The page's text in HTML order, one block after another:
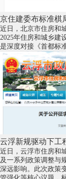
京住建委布标准棋
近日，北京市住房和
2025年住房和城乡建
是深度对接《首都标
云浮新规驱动下工
近日，云浮市住房和
及一系列政策调整与
深远影响。此次政策